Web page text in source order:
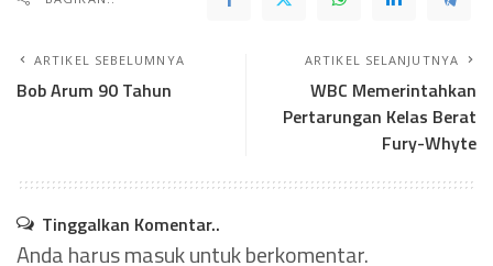
ARTIKEL SEBELUMNYA
Bob Arum 90 Tahun
ARTIKEL SELANJUTNYA
WBC Memerintahkan
Pertarungan Kelas Berat
Fury-Whyte
Tinggalkan Komentar..
Anda harusmasukuntuk berkomentar.